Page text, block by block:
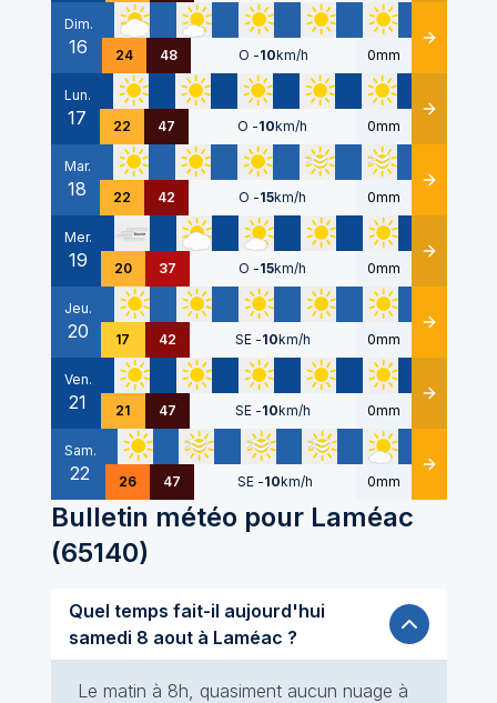
Dim.
16 24 48 O -10km/h 0mm Détails
Lun.
17 22 47 O -10km/h 0mm Détails
Mar.
18 22 42 O -15km/h 0mm Détails
Mer.
19 20 37 O -15km/h 0mm Détails
Jeu.
20 17 42 SE -10km/h 0mm Détails
Ven.
21 21 47 SE -10km/h 0mm Détails
Sam.
22 26 47 SE -10km/h 0mm Détails
Bulletin météo pour Laméac
(65140)
Quel temps fait-il aujourd'hui
samedi 8 aout à Laméac ?
Le matin à 8h, quasiment aucun nuage à